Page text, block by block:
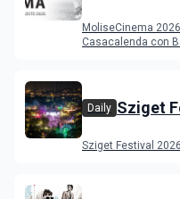
MoliseCinema
Casacalenda con
Daily Sziget
Sziget Festival